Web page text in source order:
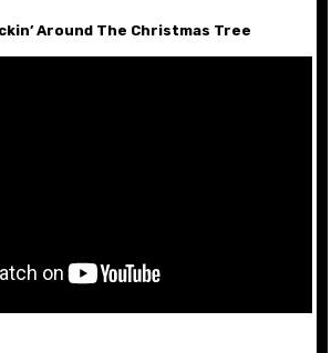
Around The Christmas Tree